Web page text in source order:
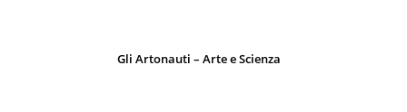
Gli Artonauti – Arte e Scienza